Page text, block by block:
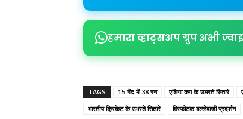
हमारा व्हाट्सअप ग्रुप अभी
TAGS 15 गेंद में 38 रन एशिया कप के उभरते सितारे
भारतीय क्रिकेट के उभरते सितारे
विस्फोटक बल्लेबाजी प्रदर्शन